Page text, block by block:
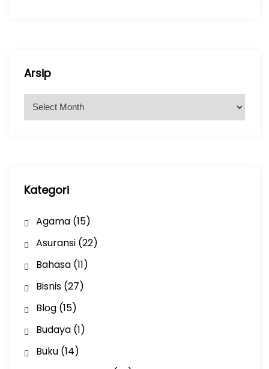
Arsip
Kategori
Agama(15)
Asuransi(22)
Bahasa(11)
Bisnis(27)
Blog(15)
Budaya(1)
Buku(14)